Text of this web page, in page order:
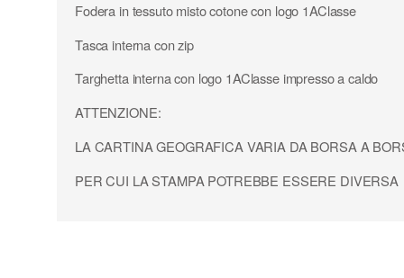
Fodera in tessuto misto cotone con logo 1AClasse
Tasca interna con zip
Targhetta interna con logo 1AClasse impresso a caldo
ATTENZIONE:
LA CARTINA GEOGRAFICA VARIA DA BORSA A
PER CUI LA STAMPA POTREBBE ESSERE DIVERSA